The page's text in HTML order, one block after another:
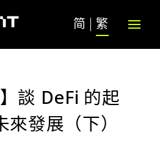
简 繁
談 DeFi 的起
發展（下）